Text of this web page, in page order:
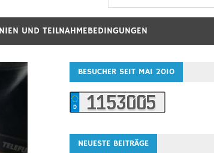
UND TEILNAHMEBEDINGUNGEN
BESUCHER SEIT MAI 2010
NEUESTE BEITRÄGE